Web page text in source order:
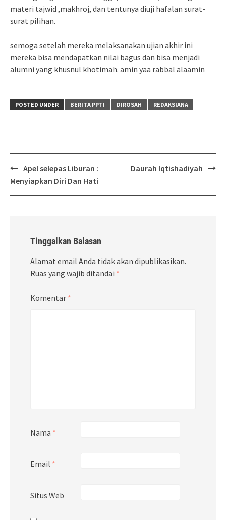
materi tajwid ,makhroj, dan tentunya diuji hafalan surat-
surat pilihan.
semoga setelah mereka melaksanakan ujian akhir ini
mereka bisa mendapatkan nilai bagus dan bisa menjadi
alumni yang khusnul khotimah. amin yaa rabbal alaamin
POSTED UNDER BERITA PPTI DIROSAH REDAKSIANA
Post
navigation
Apel selepas Liburan :
Menyiapkan Diri Dan Hati
Daurah Iqtishadiyah
Tinggalkan Balasan
Alamat email Anda tidak akan dipublikasikan.
Ruas yang wajib ditandai *
Komentar *
Nama *
Email *
Situs Web